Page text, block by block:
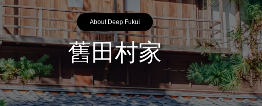
About Deep Fukui
舊田村家